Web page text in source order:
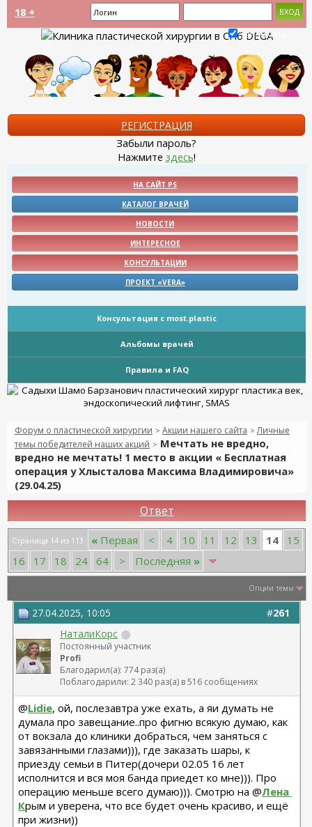
18 +
Запомнить?
РЕГИСТРАЦИЯ
Забыли пароль?
Нажмите здесь!
НА САЙТ PS
КАТАЛОГ ВРАЧЕЙ
НОВОСТИ
ИНТЕРЕСНОЕ
КОНСУЛЬТАЦИИ
ПРОЕКТ «VERA»
Консультация с most.plastic
Альбомы врачей
Правила и FAQ
Форум о пластической хирургии > Акции нашего сайта >Личные
темы победителей наших акций > Мечтать не вредно,
вредно не мечтать! 1 место в акции « Бесплатная
операция у Хлысталова Максима Владимировича»
(29.04.25)
Ответ
Страница 14 из 113 « Первая < 4 10 11 12 13 14
15
16
17 18 24 64 > Последняя »
Опции темы
#261
27.04.2025, 10:05
НаталиКорс
Постоянный участник
Profi
Благодарил(а): 774 раз(а)
Поблагодарили: 2 340 раз(а) в 516 сообщениях
@Lidie, ой, послезавтра уже ехать, а яи думать не
думала про завещание..про фигню всякую думаю, как
от вокзала до клиники добраться, чем заняться с
завязанными глазами))), где заказать шары, к
приезду семьи в Питер(дочери 02.05 16 лет
исполнится и вся моя банда приедет ко мне))). Про
операцию меньше всего думаю))). Смотрю на @Лена
Крым и уверена, что все будет очень красиво, и ещё
при жизни))